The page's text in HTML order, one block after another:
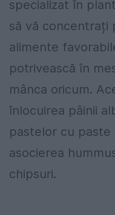
specializat în
să vă concentrați
alimente
potrivească în
mânca oricum.
înlocuirea pâinii
pastelor cu paste
asocierea
chipsuri.